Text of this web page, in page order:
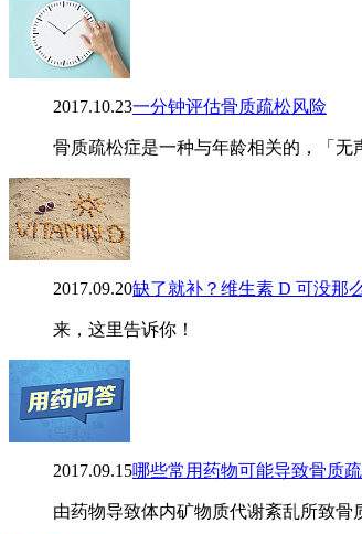
2017.10.23一分钟评估骨质疏松风险
骨质疏松症是一种与年龄相关的，「无
2017.09.20缺了就补？维生素 D 可没那
来，这里告诉你！
2017.09.15哪些常用药物可能导致骨质疏
由药物导致体内矿物质代谢紊乱所致骨